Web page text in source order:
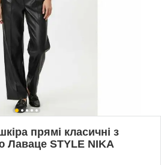
прямі класичні з
Лаваце STYLE NIKA